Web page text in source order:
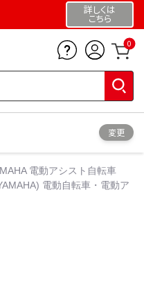
詳しくは
こちら
0
変更
電動アシスト自転車
電動自転車・電動ア